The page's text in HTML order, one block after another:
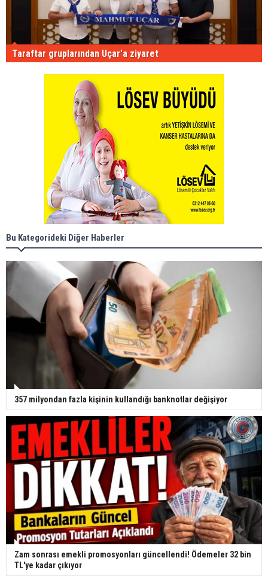
Taraftar gruplarından Uçar'a ziyaret
Bu Kategorideki Diğer Haberler
357 milyondan fazla kişinin kullandığı banknotlar değişiyor
Zam sonrası emekli promosyonları güncellendi! Ödemeler 32 bin
TL'ye kadar çıkıyor